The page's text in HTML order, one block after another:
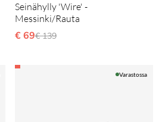
Seinähylly 'Wire' -
Messinki/Rauta
€ 69Normaali hinta
€ 139
Varastossa